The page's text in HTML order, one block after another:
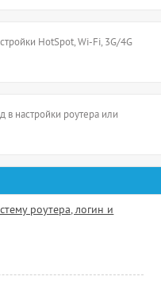
HotSpot, Wi-Fi, 3G/4G
в настройки роутера или
роутера, логин и